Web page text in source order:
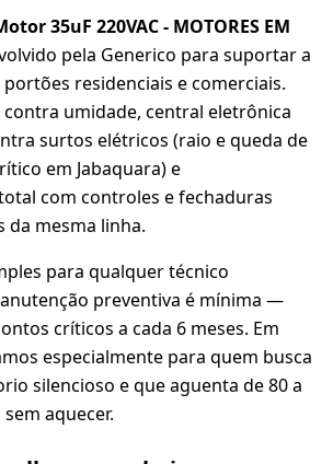
35uF 220VAC - MOTORES EM
pela Generico para suportar a
residenciais e comerciais.
umidade, central eletrônica
surtos elétricos (raio e queda de
em Jabaquara) e
com controles e fechaduras
da mesma linha.
para qualquer técnico
preventiva é mínima —
críticos a cada 6 meses. Em
especialmente para quem busca
silencioso e que aguenta de 80 a
aquecer.